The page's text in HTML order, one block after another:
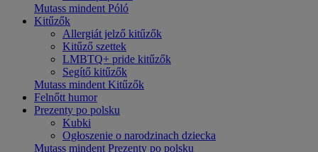
Mutass mindent Póló
Kitűzők
Allergiát jelző kitűzők
Kitűző szettek
LMBTQ+ pride kitűzők
Segítő kitűzők
Mutass mindent Kitűzők
Felnőtt humor
Prezenty po polsku
Kubki
Ogłoszenie o narodzinach dziecka
Mutass mindent Prezenty po polsku